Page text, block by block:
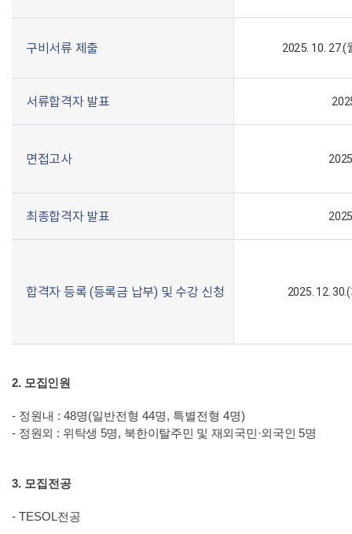
구비서류 제출 2025. 10. 27.(
서류합격자 발표
면접고사
최종합격자 발표
합격자 등록 (등록금 납부) 및 수강 신청 2025. 12.
2. 모집인원
- 정원내 : 48명(일반전형 44명, 특별전형 4명)
- 정원외 : 위탁생 5명, 북한이탈주민 및 재외국민 ·외국인 5명
3. 모집전공
- TESOL전공